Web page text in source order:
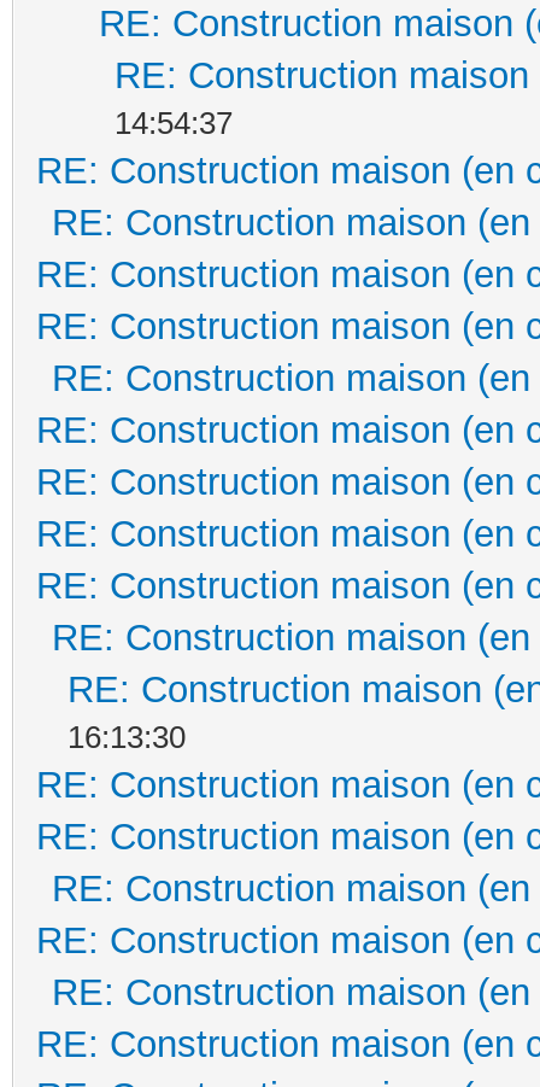
RE: Construction maison
RE: Construction
14:54:37
RE: Construction maison (en
RE: Construction maison
RE: Construction maison (en
RE: Construction maison (en
RE: Construction maison
RE: Construction maison (en
RE: Construction maison (en
RE: Construction maison (en
RE: Construction maison (en
RE: Construction maison
RE: Construction maison
16:13:30
RE: Construction maison (en
RE: Construction maison (en
RE: Construction maison
RE: Construction maison (en
RE: Construction maison
RE: Construction maison (en